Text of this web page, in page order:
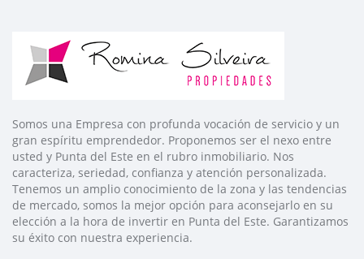
Somos una Empresa con profunda vocación de servicio y un
gran espíritu emprendedor. Proponemos ser el nexo entre
usted y Punta del Este en el rubro inmobiliario. Nos
caracteriza, seriedad, confianza y atención personalizada.
Tenemos un amplio conocimiento de la zona y las tendencias
de mercado, somos la mejor opción para aconsejarlo en su
elección a la hora de invertir en Punta del Este. Garantizamos
su éxito con nuestra experiencia.